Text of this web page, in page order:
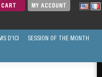
CART MY ACCOUNT
D'ICI SESSION OF THE MONTH